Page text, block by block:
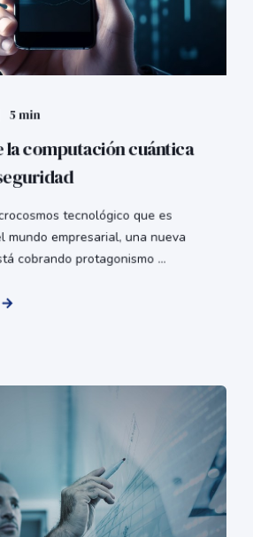
5 min
la computación cuántica
tecnológico que es
mundo empresarial, una nueva
cobrando protagonismo ...